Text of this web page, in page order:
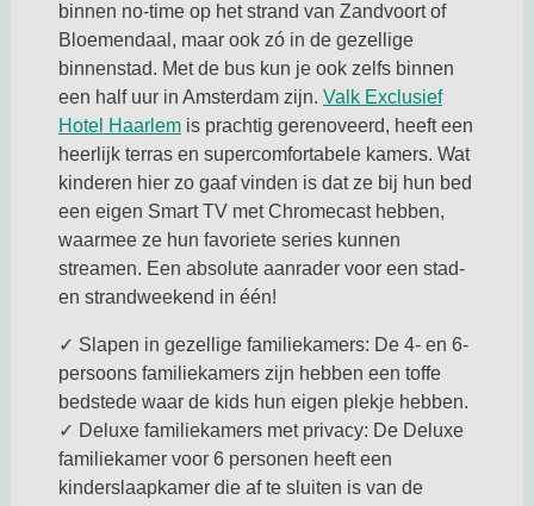
binnen no-time op het strand van Zandvoort of
Bloemendaal, maar ook zó in de gezellige
binnenstad. Met de bus kun je ook zelfs binnen
een half uur in Amsterdam zijn. Valk Exclusief
Hotel Haarlemis prachtig gerenoveerd, heeft een
heerlijk terras en supercomfortabele kamers. Wat
kinderen hier zo gaaf vinden is dat ze bij hun bed
een eigen Smart TV met Chromecast hebben,
waarmee ze hun favoriete series kunnen
streamen. Een absolute aanrader voor een stad-
en strandweekend in één!
✓ Slapen in gezellige familiekamers: De 4- en 6-
persoons familiekamers zijn hebben een toffe
bedstede waar de kids hun eigen plekje hebben.
✓ Deluxe familiekamers met privacy: De Deluxe
familiekamer voor 6 personen heeft een
kinderslaapkamer die af te sluiten is van de